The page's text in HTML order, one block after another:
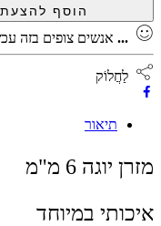
... אנשים צופים בזה
לַחֲלוֹק
תיאור
מזרן יוגה 6 מ"מ
איכותי במיוחד